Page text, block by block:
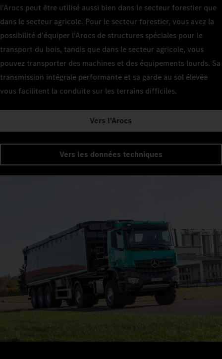
l'Arocs peut être utilisé aussi bien dans le secteur forestier que
dans le secteur agricole. Pour le secteur forestier, vous avez la
possibilité d'équiper l'Arocs de structures spéciales pour le
transport du bois, tandis que dans le secteur agricole, vous
pouvez transporter des machines et des équipements lourds. Sa
transmission intégrale performante et sa garde au sol élevée
vous facilitent la conduite sur les terrains difficiles.
Vers l'Arocs
Vers les données techniques